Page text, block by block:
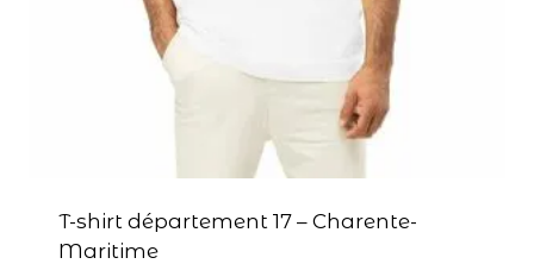
T-shirt département 17 – Charente-
Maritime